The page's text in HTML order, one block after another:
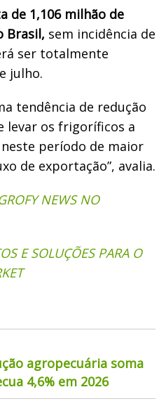
de 1,106 milhão de
Brasil, sem incidência de
ser totalmente
julho.
tendência de redução
levar os frigoríficos a
período de maior
de exportação”, avalia.
NEWS NO
E SOLUÇÕES PARA O
agropecuária soma
4,6% em 2026